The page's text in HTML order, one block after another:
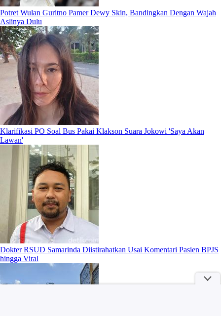
Potret Wulan Guritno Pamer Dewy Skin, Bandingkan Dengan Wajah
Aslinya Dulu
Klarifikasi PO Soal Bus Pakai Klakson Suara Jokowi 'Saya Akan
Lawan'
Dokter RSUD Samarinda Diistirahatkan Usai Komentari Pasien BPJS
hingga Viral